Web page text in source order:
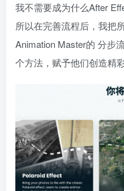
我不需要成为什么After
所以在完善流程后，我把
Animation Master的 分步
个方法，赋予他们创造精